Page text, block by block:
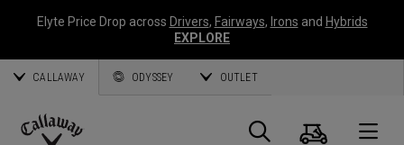
Elyte Price Drop across Drivers, Fairways, Irons and Hybrids
EXPLORE
CALLAWAY ODYSSEY OUTLET
Panier